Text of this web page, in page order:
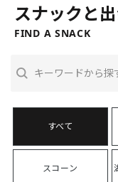
スナックと出
FIND A SNACK
スコーン